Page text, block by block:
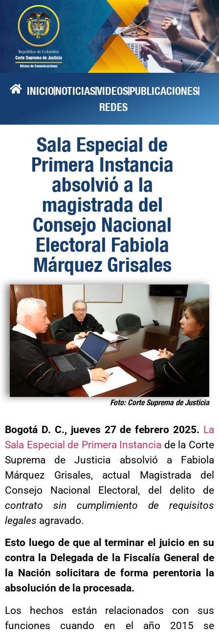
INICIONOTICIASVIDEOSPUBLICACIONES
REDES
Sala Especial de
Primera Instancia
absolvió a la
magistrada del
Consejo Nacional
Electoral Fabiola
Márquez Grisales
Foto: Corte Suprema de Justicia
Bogotá D. C., jueves 27 de febrero 2025. La
Sala Especial de Primera Instancia de la Corte
Suprema de Justicia absolvió a Fabiola
Márquez Grisales, actual Magistrada del
Consejo Nacional Electoral, del delito de
contrato sin cumplimiento de requisitos
legales agravado.
Esto luego de que al terminar el juicio en su
contra la Delegada de la Fiscalía General de
la Nación solicitara de forma perentoria la
absolución de la procesada.
Los hechos están relacionados con sus
funciones cuando en el año 2015 se